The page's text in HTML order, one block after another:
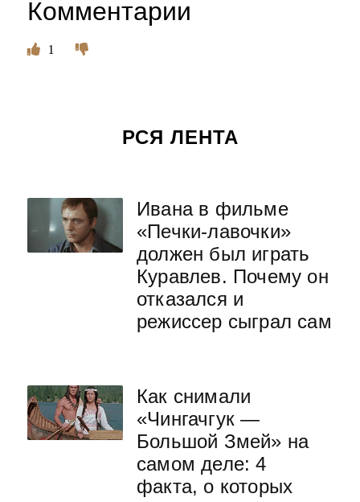
Комментарии
1
РСЯ ЛЕНТА
Ивана в фильме
«Печки-лавочки»
должен был играть
Куравлев. Почему он
отказался и
режиссер сыграл сам
Как снимали
«Чингачгук —
Большой Змей» на
самом деле: 4
факта, о которых